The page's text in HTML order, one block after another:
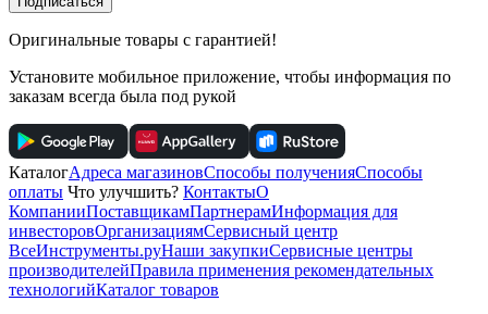
Оригинальные товары с гарантией!
Установите мобильное приложение, чтобы информация по
заказам всегда была под рукой
КаталогАдреса магазиновСпособы полученияСпособы
оплаты Что улучшить? КонтактыО
КомпанииПоставщикамПартнерамИнформация для
инвесторовОрганизациямСервисный центр
ВсеИнструменты.руНаши закупкиСервисные центры
производителейПравила применения рекомендательных
технологийКаталог товаров